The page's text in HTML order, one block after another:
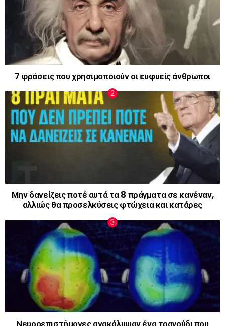
7 φράσεις που χρησιμοποιούν οι ευφυείς άνθρωποι
Μην δανείζεις ποτέ αυτά τα 8 πράγματα σε κανέναν,
αλλιώς θα προσελκύσεις φτώχεια και κατάρες